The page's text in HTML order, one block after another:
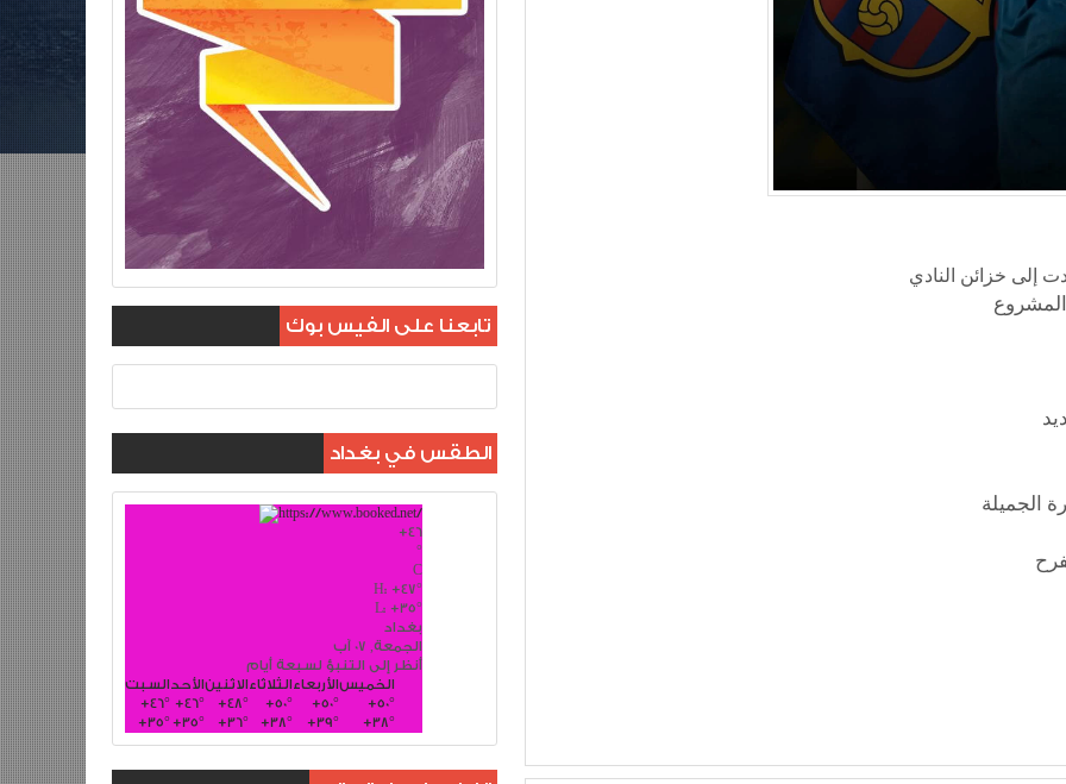
إلى خزائن النادي
المشروع
الجميلة
تابعنا على الفيس بوك
الطقس في بغداد
+46
°
C
H: +47°
L: +35°
بغداد
الجمعة, 07 آب
أنظر إلى التنبؤ لسبعة أيام
السبتالأحدالاثنينالثلاثاءالأربعاءالخميس
+46° +46° +48° +50° +50° +50°
+35°+35° +36° +38° +39° +38°